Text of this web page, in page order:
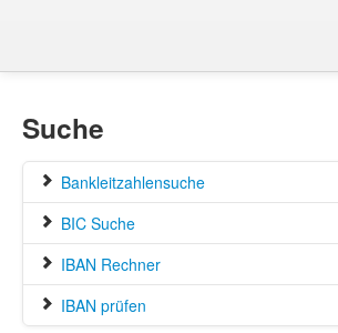
Suche
Bankleitzahlensuche
BIC Suche
IBAN Rechner
IBAN prüfen